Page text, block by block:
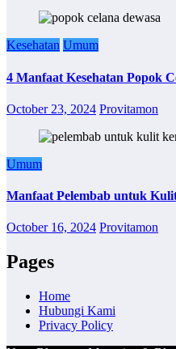
Kesehatan Umum
4 Manfaat Kesehatan Popok
October 23, 2024 Provitamon
Umum
Manfaat Pelembab untuk
October 16, 2024 Provitamon
Pages
Home
Hubungi Kami
Privacy Policy